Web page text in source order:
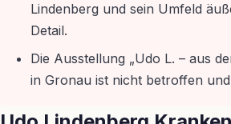
Lindenberg und sein Umfeld
Detail.
Die Ausstellung „Udo L. – aus
in Gronau ist nicht betroffen